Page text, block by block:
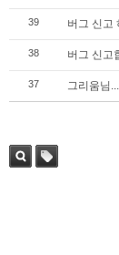
39 버그 신고
38 버그 신고
37 그리움님